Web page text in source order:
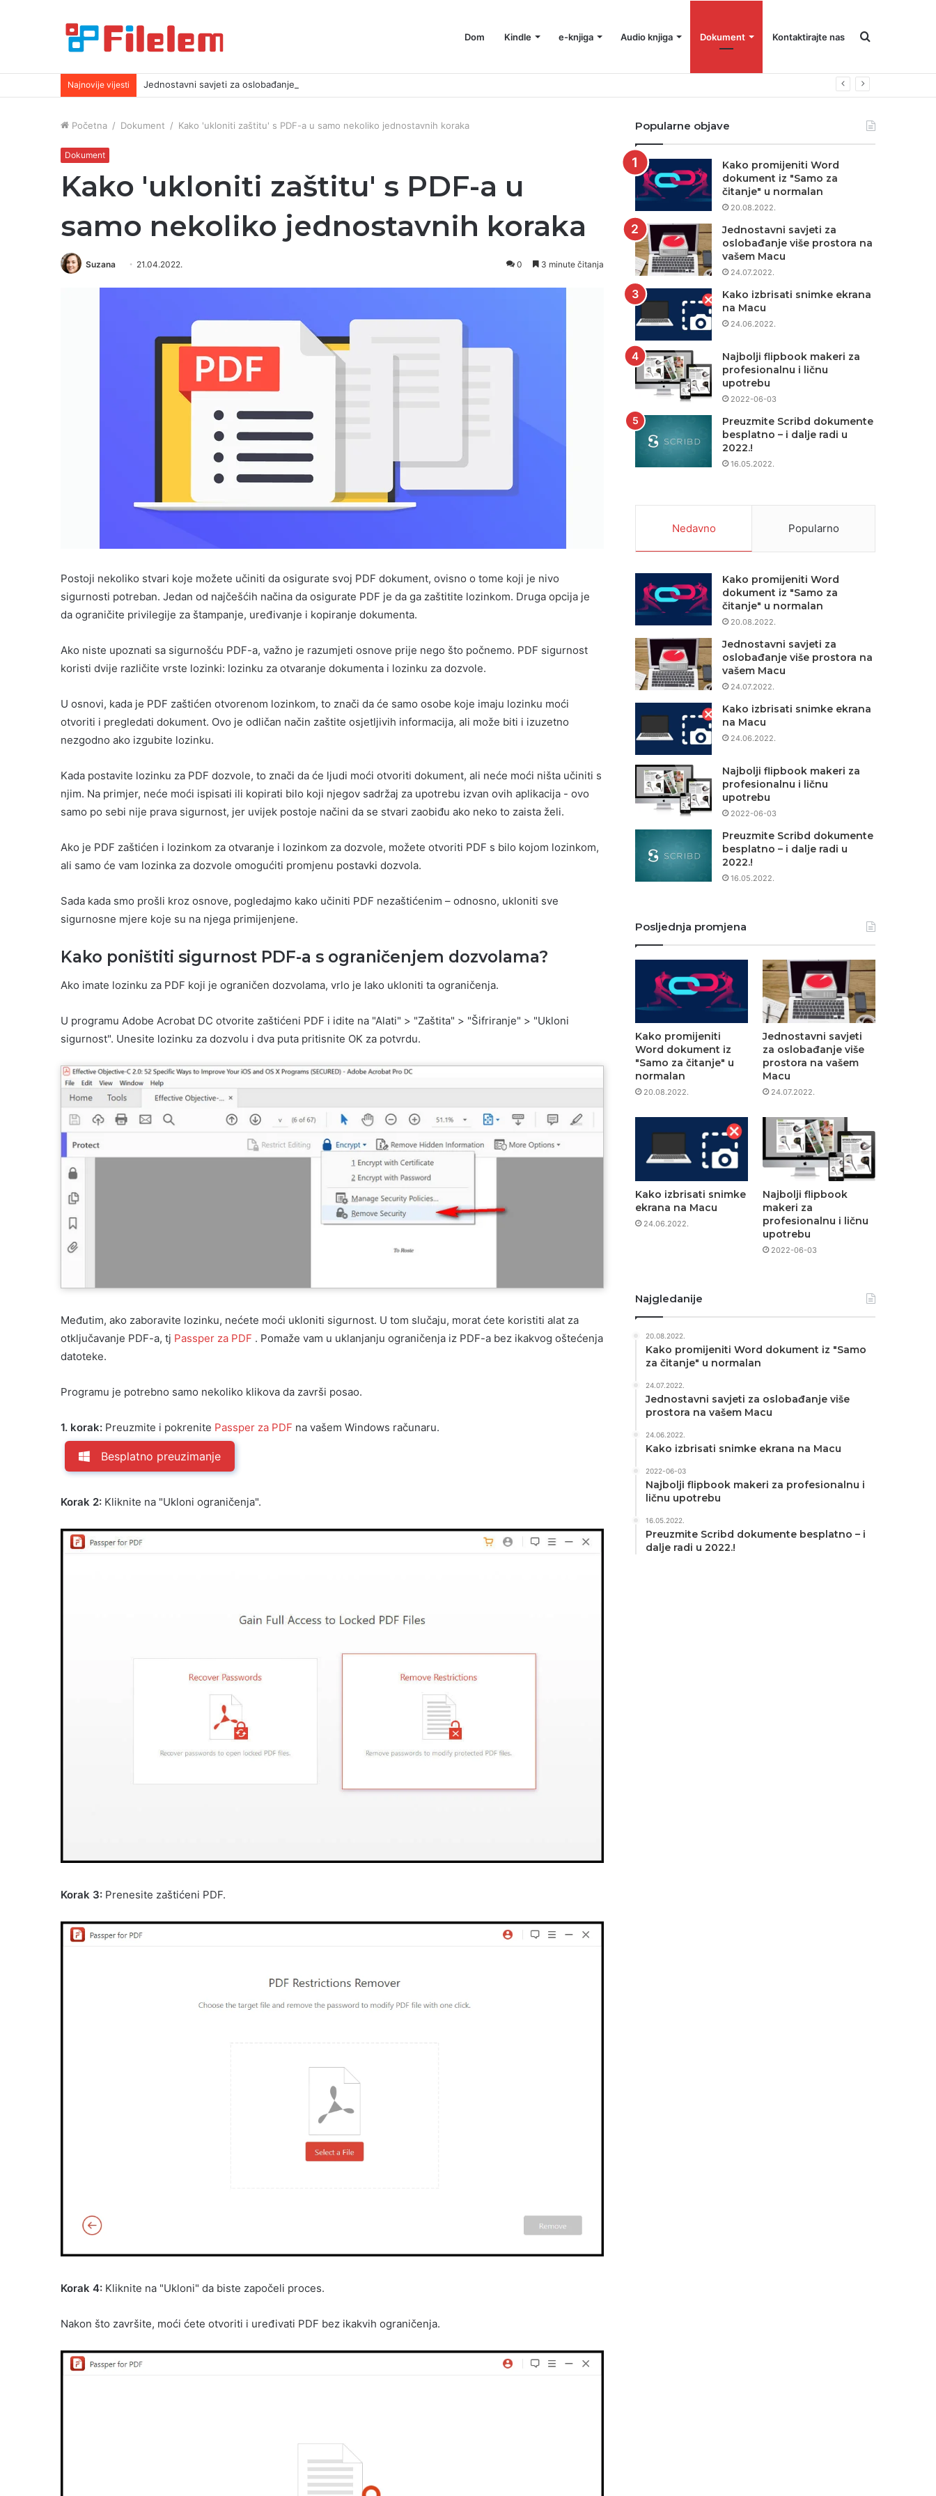
Dom Kindle e-knjiga Audio knjiga Dokument Kontaktirajte nas Pretraga
Najnovije vijesti Jednostavni savjeti za oslobađanje više prostora na vašem Macu
Početna / Dokument / Kako 'ukloniti zaštitu' s PDF-a u samo nekoliko jednostavnih koraka
Dokument
Kako 'ukloniti zaštitu' s PDF-a u
samo nekoliko jednostavnih koraka
Suzana 21.04.2022. 0 3 minute čitanja
Postoji nekoliko stvari koje možete učiniti da osigurate svoj PDF dokument, ovisno o tome koji je nivo
sigurnosti potreban. Jedan od najčešćih načina da osigurate PDF je da ga zaštitite lozinkom. Druga opcija je
da ograničite privilegije za štampanje, uređivanje i kopiranje dokumenta.
Ako niste upoznati sa sigurnošću PDF-a, važno je razumjeti osnove prije nego što počnemo. PDF sigurnost
koristi dvije različite vrste lozinki: lozinku za otvaranje dokumenta i lozinku za dozvole.
U osnovi, kada je PDF zaštićen otvorenom lozinkom, to znači da će samo osobe koje imaju lozinku moći
otvoriti i pregledati dokument. Ovo je odličan način zaštite osjetljivih informacija, ali može biti i izuzetno
nezgodno ako izgubite lozinku.
Kada postavite lozinku za PDF dozvole, to znači da će ljudi moći otvoriti dokument, ali neće moći ništa učiniti s
njim. Na primjer, neće moći ispisati ili kopirati bilo koji njegov sadržaj za upotrebu izvan ovih aplikacija - ovo
samo po sebi nije prava sigurnost, jer uvijek postoje načini da se stvari zaobiđu ako neko to zaista želi.
Ako je PDF zaštićen i lozinkom za otvaranje i lozinkom za dozvole, možete otvoriti PDF s bilo kojom lozinkom,
ali samo će vam lozinka za dozvole omogućiti promjenu postavki dozvola.
Sada kada smo prošli kroz osnove, pogledajmo kako učiniti PDF nezaštićenim – odnosno, ukloniti sve
sigurnosne mjere koje su na njega primijenjene.
Kako poništiti sigurnost PDF-a s ograničenjem dozvolama?
Ako imate lozinku za PDF koji je ograničen dozvolama, vrlo je lako ukloniti ta ograničenja.
U programu Adobe Acrobat DC otvorite zaštićeni PDF i idite na "Alati" > "Zaštita" > "Šifriranje" > "Ukloni
sigurnost". Unesite lozinku za dozvolu i dva puta pritisnite OK za potvrdu.
Međutim, ako zaboravite lozinku, nećete moći ukloniti sigurnost. U tom slučaju, morat ćete koristiti alat za
otključavanje PDF-a, tj Passper za PDF . Pomaže vam u uklanjanju ograničenja iz PDF-a bez ikakvog oštećenja
datoteke.
Programu je potrebno samo nekoliko klikova da završi posao.
1. korak: Preuzmite i pokrenite Passper za PDF na vašem Windows računaru.
Besplatno preuzimanje
Korak 2: Kliknite na "Ukloni ograničenja".
Korak 3: Prenesite zaštićeni PDF.
Korak 4: Kliknite na "Ukloni" da biste započeli proces.
Nakon što završite, moći ćete otvoriti i uređivati ​​PDF bez ikakvih ograničenja.
Popularne objave
Kako promijeniti Word
dokument iz "Samo za
čitanje" u normalan
20.08.2022.
Jednostavni savjeti za
oslobađanje više prostora na
vašem Macu
24.07.2022.
Kako izbrisati snimke ekrana
na Macu
24.06.2022.
Najbolji flipbook makeri za
profesionalnu i ličnu
upotrebu
2022-06-03
Preuzmite Scribd dokumente
besplatno – i dalje radi u
2022.!
16.05.2022.
Nedavno Popularno
Kako promijeniti Word
dokument iz "Samo za
čitanje" u normalan
20.08.2022.
Jednostavni savjeti za
oslobađanje više prostora na
vašem Macu
24.07.2022.
Kako izbrisati snimke ekrana
na Macu
24.06.2022.
Najbolji flipbook makeri za
profesionalnu i ličnu
upotrebu
2022-06-03
Preuzmite Scribd dokumente
besplatno – i dalje radi u
2022.!
16.05.2022.
Posljednja promjena
Kako promijeniti
Word dokument iz
"Samo za čitanje" u
normalan
20.08.2022.
Jednostavni savjeti
za oslobađanje više
prostora na vašem
Macu
24.07.2022.
Kako izbrisati snimke
ekrana na Macu
24.06.2022.
Najbolji flipbook
makeri za
profesionalnu i ličnu
upotrebu
2022-06-03
Najgledanije
20.08.2022.
Kako promijeniti Word dokument iz "Samo
za čitanje" u normalan
24.07.2022.
Jednostavni savjeti za oslobađanje više
prostora na vašem Macu
24.06.2022.
Kako izbrisati snimke ekrana na Macu
2022-06-03
Najbolji flipbook makeri za profesionalnu i
ličnu upotrebu
16.05.2022.
Preuzmite Scribd dokumente besplatno – i
dalje radi u 2022.!